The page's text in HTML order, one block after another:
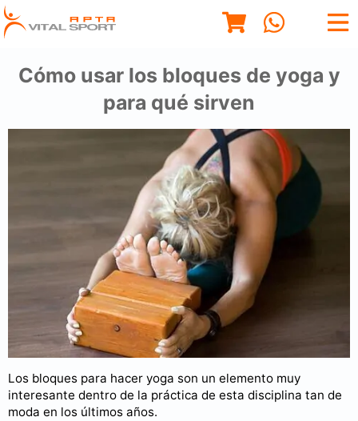
Cómo usar los bloques de yoga y
para qué sirven
Los bloques para hacer yoga son un elemento muy
interesante dentro de la práctica de esta disciplina tan de
moda en los últimos años.